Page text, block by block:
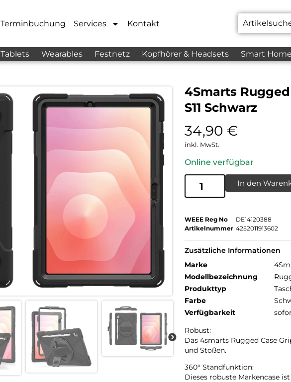
Terminbuchung Services Kontakt
Tablets Wearables Festnetz Kopfhörer & Headsets Smart Home
4Smarts
S11 Schwarz
34,90 €
inkl. MwSt.
Online verfügbar
In den
WEEE Reg No
DE14120388
Artikelnummer 4252011913602
Zusätzliche Informationen
Marke
Modellbezeichnung
Produkttyp
Farbe
Verfügbarkeit
Robust:
Das 4smarts Rugged Case
und Stößen.
360° Standfunktion:
Dieses robuste Markencase